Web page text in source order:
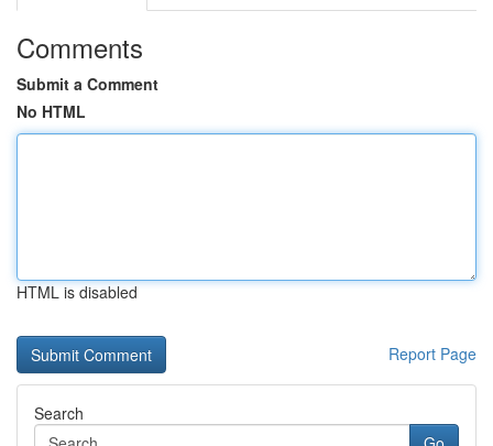
Comments
Submit a Comment
No HTML
HTML is disabled
Report Page
Search